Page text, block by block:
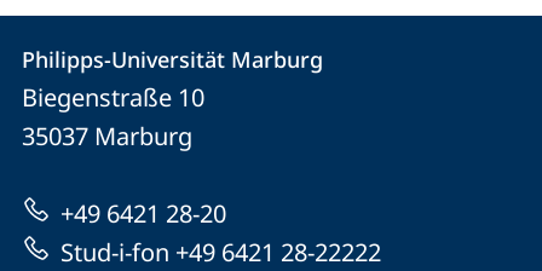
Kontakt
und
Informationen
zur
Website
Kontaktinformationen
Philipps-
Universität
Philipps-Universität Marburg
Biegenstraße 10
35037 Marburg
+49 6421 28-20
Stud-i-fon +49 6421 28-22222